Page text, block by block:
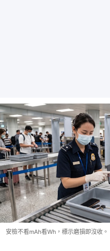
安檢不看mAh看Wh，標示磨損即沒收。